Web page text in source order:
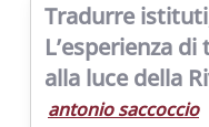
Tradurre
L’esperienza
alla luce della
antonio saccoccio